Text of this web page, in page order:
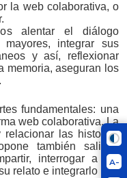
A-
la web colaborativa, o
alentar el diálogo
integrar sus
y así, reflexionar
memoria, aseguran los
fundamentales: una
web colaborativa. La
relacionar las historias
también salir a
interrogar a los
relato e integrarlo a la